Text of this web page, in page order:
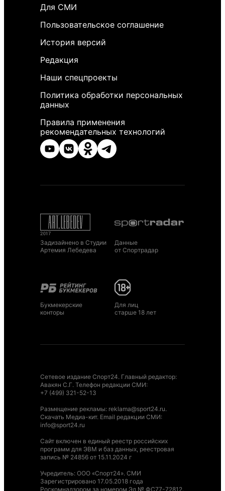
Для СМИ
Пользовательское соглашение
История версий
Редакция
Наши спецпроекты
Политика обработки персональных
данных
Правила применения
рекомендательных технологий
Задизайнено в Студии
Артемия Лебедева
Данные
от Спортрадар
Букмекерские
конторы
Для лиц
старше 18 лет
Сетевое издание Спорт24. Главный редактор:
Авакян С.Г. Телефон редакции СМИ:
+7 (499) 321-52-13
Размещение рекламы: reklama@sport24.ru.
Скачать Медиа-кит. Email редакции СМИ:
info@sport24.ru
Сайт включен в единый реестр российских
программ для ЭВМ и баз данных, реестровая
запись № 24856 от 15.11.2024 г
Учредитель: ООО «Спорт24». СМИ
Зарегистрировано 17.05.2018 года
Роскомнадзором за номером Эл № ФС77-72812.